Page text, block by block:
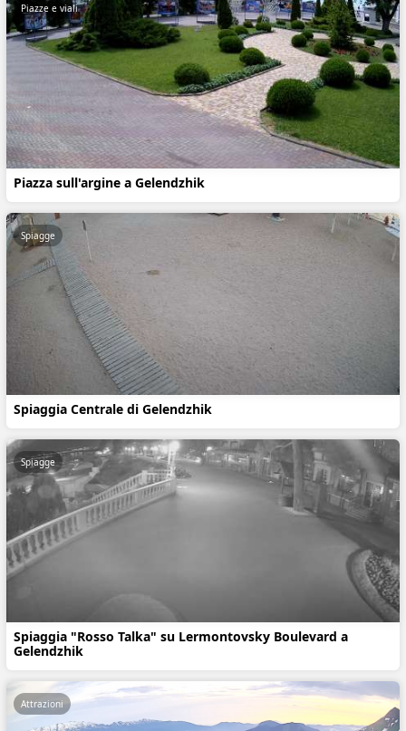
Piazza sull'argine a Gelendzhik
Piazze e viali
Spiaggia Centrale di Gelendzhik
Spiagge
Spiaggia "Rosso Talka" su Lermontovsky Boulevard a
Gelendzhik
Spiagge
Attrazioni